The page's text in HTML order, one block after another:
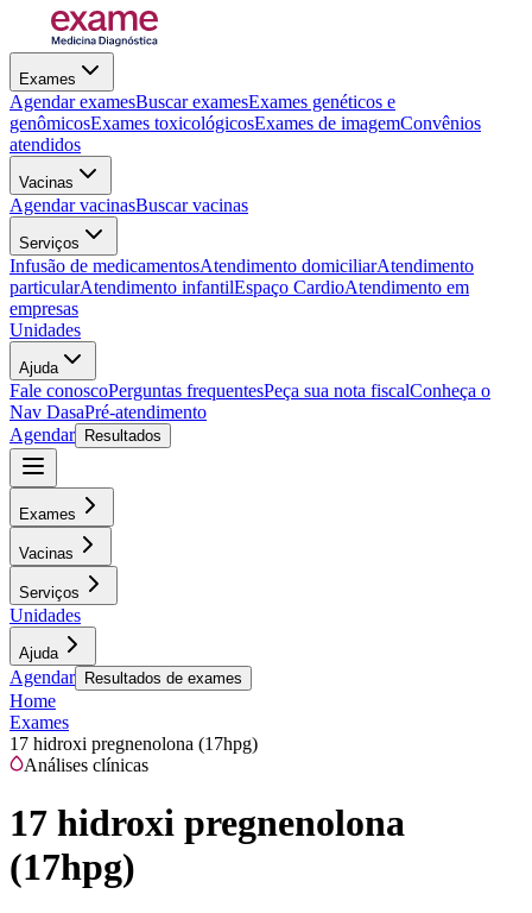
Exames
Agendar examesBuscar examesExames genéticos e
genômicosExames toxicológicosExames de imagemConvênios
atendidos
Vacinas
Agendar vacinasBuscar vacinas
Serviços
Infusão de medicamentosAtendimento domiciliarAtendimento
particularAtendimento infantilEspaço CardioAtendimento em
empresas
Unidades
Ajuda
Fale conoscoPerguntas frequentesPeça sua nota fiscalConheça o
Nav DasaPré-atendimento
Agendar
Resultados
Exames
Vacinas
Serviços
Unidades
Ajuda
Agendar Resultados de exames
Home
Exames
17 hidroxi pregnenolona (17hpg)
Análises clínicas
17 hidroxi pregnenolona
(17hpg)